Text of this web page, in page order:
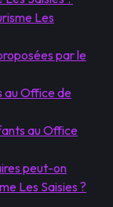
Les
par le
au Office de
au Office
peut-on
Les Saisies ?